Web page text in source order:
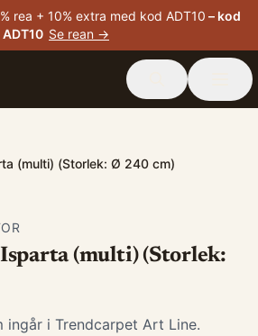
rea + 10% extra med kod ADT10 – kod
ADT10 Se rean →
(multi) (Storlek: Ø 240 cm)
(multi) (Storlek:
ingår i Trendcarpet Art Line.